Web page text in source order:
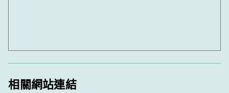
相關網站連結